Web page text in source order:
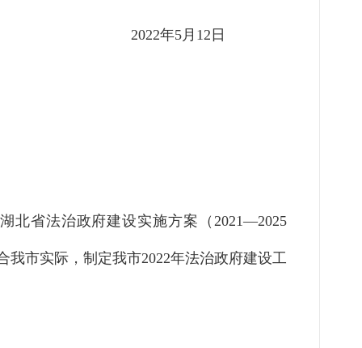
2022年5月12日
北省法治政府建设实施方案（2021—2025
市实际，制定我市2022年法治政府建设工